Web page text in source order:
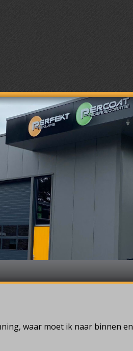
waar moet ik naar binnen en